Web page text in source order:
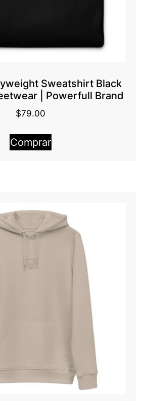
Sweatshirt Black
| Powerfull Brand
$79.00
Comprar